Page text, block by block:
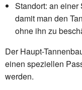
Standort: an
damit man den
ohne ihn zu
Der Haupt-
einen speziellen
werden.